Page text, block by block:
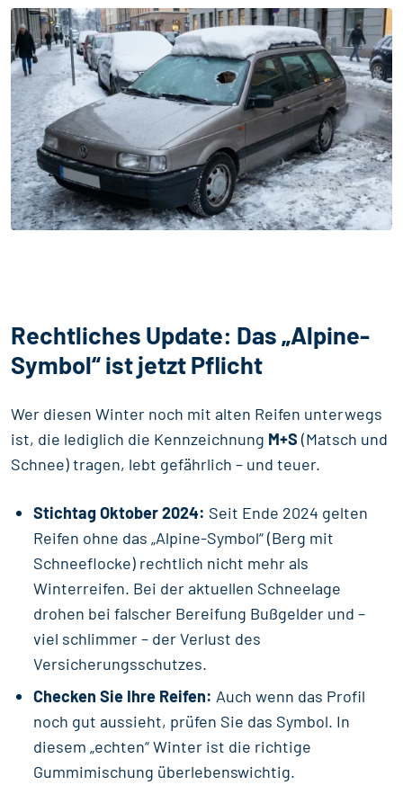
Rechtliches Update: Das „Alpine-
Symbol“ ist jetzt Pflicht
Wer diesen Winter noch mit alten Reifen unterwegs
ist, die lediglich die Kennzeichnung M+S (Matsch und
Schnee) tragen, lebt gefährlich – und teuer.
Stichtag Oktober 2024: Seit Ende 2024 gelten
Reifen ohne das „Alpine-Symbol“ (Berg mit
Schneeflocke) rechtlich nicht mehr als
Winterreifen. Bei der aktuellen Schneelage
drohen bei falscher Bereifung Bußgelder und –
viel schlimmer – der Verlust des
Versicherungsschutzes.
Checken Sie Ihre Reifen: Auch wenn das Profil
noch gut aussieht, prüfen Sie das Symbol. In
diesem „echten“ Winter ist die richtige
Gummimischung überlebenswichtig.